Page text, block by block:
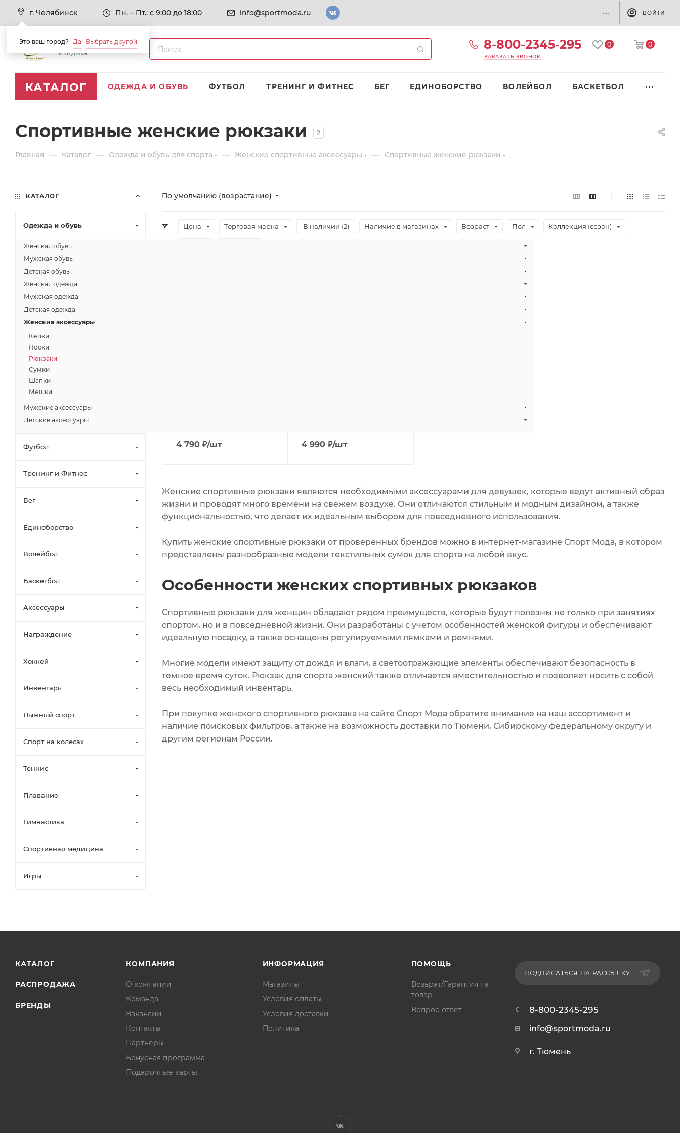
г. Челябинск
Это ваш город? Да Выбрать другой
Пн. – Пт.: с 9:00 до 18:00 info@sportmoda.ru ... ВОЙТИ
Товары для спорта
и отдыха
8-800-2345-295
ЗАКАЗАТЬ ЗВОНОК
0 0
КАТАЛОГ ОДЕЖДА И ОБУВЬ ФУТБОЛ ТРЕНИНГ И ФИТНЕС БЕГ ЕДИНОБОРСТВО ВОЛЕЙБОЛ БАСКЕТБОЛ
Спортивные женские рюкзаки 2
Главная — Каталог — Одежда и обувь для спорта — Женские спортивные аксессуары — Спортивные женские рюкзаки
По умолчанию (возрастание)
Цена Торговая марка В наличии (2) Наличие в магазинах Возраст Пол Коллекция (сезон)
4 790 ₽/шт 4 990 ₽/шт
Женские спортивные рюкзаки являются необходимыми аксессуарами для девушек, которые ведут активный образ
жизни и проводят много времени на свежем воздухе. Они отличаются стильным и модным дизайном, а также
функциональностью, что делает их идеальным выбором для повседневного использования.
Купить женские спортивные рюкзаки от проверенных брендов можно в интернет-магазине Спорт Мода, в котором
представлены разнообразные модели текстильных сумок для спорта на любой вкус.
Особенности женских спортивных рюкзаков
Спортивные рюкзаки для женщин обладают рядом преимуществ, которые будут полезны не только при занятиях
спортом, но и в повседневной жизни. Они разработаны с учетом особенностей женской фигуры и обеспечивают
идеальную посадку, а также оснащены регулируемыми лямками и ремнями.
Многие модели имеют защиту от дождя и влаги, а светоотражающие элементы обеспечивают безопасность в
темное время суток. Рюкзак для спорта женский также отличается вместительностью и позволяет носить с собой
весь необходимый инвентарь.
При покупке женского спортивного рюкзака на сайте Спорт Мода обратите внимание на наш ассортимент и
наличие поисковых фильтров, а также на возможность доставки по Тюмени, Сибирскому федеральному округу и
другим регионам России.
КАТАЛОГ
Одежда и обувь
Женская обувь
Мужская обувь
Детская обувь
Женская одежда
Мужская одежда
Детская одежда
Женские аксессуары
Кепки
Носки
Рюкзаки
Сумки
Шапки
Мешки
Мужские аксессуары
Детские аксессуары
Футбол
Тренинг и Фитнес
Бег
Единоборство
Волейбол
Баскетбол
Аксессуары
Награждение
Хоккей
Инвентарь
Лыжный спорт
Спорт на колесах
Теннис
Плавание
Гимнастика
Спортивная медицина
Игры
КАТАЛОГ
РАСПРОДАЖА
БРЕНДЫ
КОМПАНИЯ
О компании
Команда
Вакансии
Контакты
Партнеры
Бонусная программа
Подарочные карты
ИНФОРМАЦИЯ
Магазины
Условия оплаты
Условия доставки
Политика
ПОМОЩЬ
Возврат/Гарантия на
товар
Вопрос-ответ
ПОДПИСАТЬСЯ НА РАССЫЛКУ
8-800-2345-295
info@sportmoda.ru
г. Тюмень